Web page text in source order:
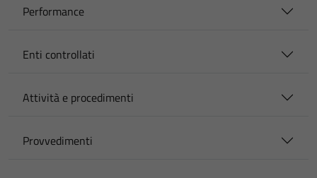
Performance
Enti controllati
Attività e procedimenti
Provvedimenti